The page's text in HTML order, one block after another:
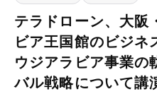
テラドローン、大阪
ビア王国館のビジネ
ウジアラビア事業の
バル戦略について講